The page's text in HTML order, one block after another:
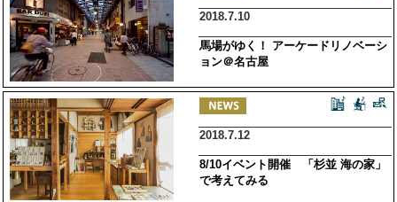
2018.7.10
馬場がゆく！ アーケードリノベーシ
ョン＠名古屋
2018.7.12
8/10イベント開催 「杉並 海の家」
で考えてみる